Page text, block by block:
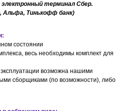
электронный терминал Сбер.
Альфа, Тинькофф банк)
состоянии
весь необходимы комплект для
возможна нашими
сборщиками (по возможности), либо